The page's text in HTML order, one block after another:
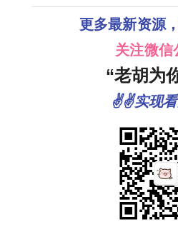
更多最新资源
关注微信
“老胡为
✌✌实现